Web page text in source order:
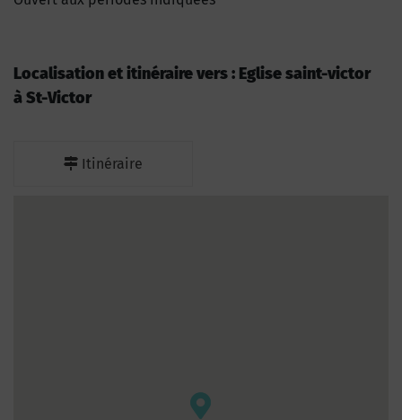
Localisation et itinéraire vers : Eglise saint-victor
à St-Victor
Itinéraire